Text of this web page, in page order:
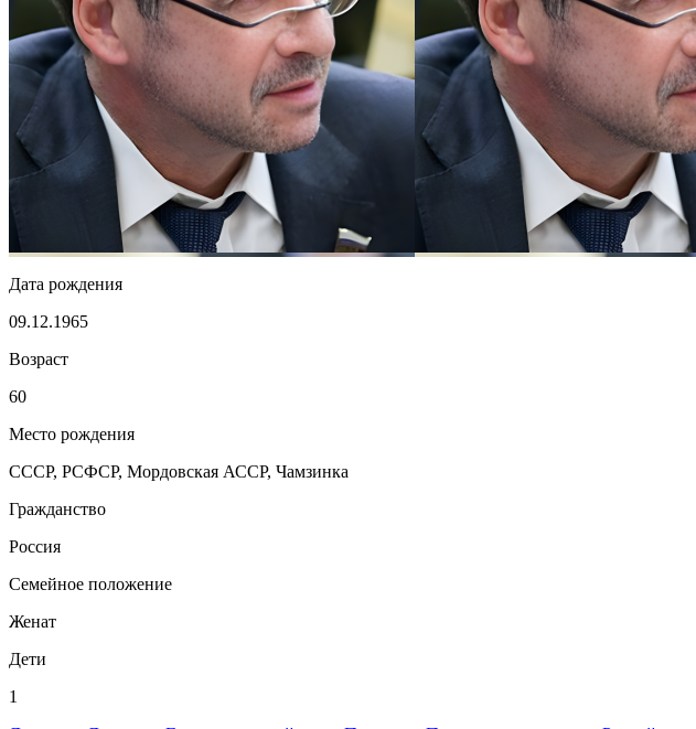
Дата рождения
09.12.1965
Возраст
60
Место рождения
СССР, РСФСР, Мордовская АССР, Чамзинка
Гражданство
Россия
Семейное положение
Женат
Дети
1